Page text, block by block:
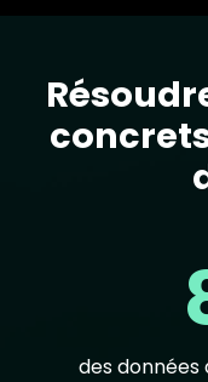
Text
des données